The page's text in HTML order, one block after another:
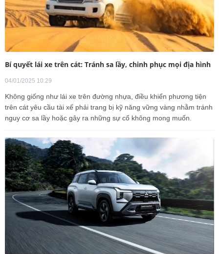
Bí quyết lái xe trên cát: Tránh sa lầy, chinh phục mọi địa hình
04/01/2025 10:29
Không giống như lái xe trên đường nhựa, điều khiển phương tiện
trên cát yêu cầu tài xế phải trang bị kỹ năng vững vàng nhằm tránh
nguy cơ sa lầy hoặc gây ra những sự cố không mong muốn.